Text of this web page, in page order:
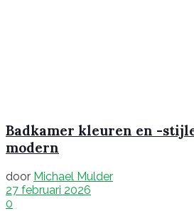
Badkamer kleuren en -
modern
door Michael Mulder
27 februari 2026
0